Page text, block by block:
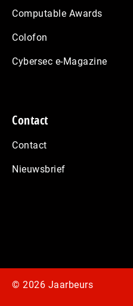
Computable Awards
Colofon
Cybersec e-Magazine
Contact
Contact
Nieuwsbrief
© 2026 Jaarbeurs